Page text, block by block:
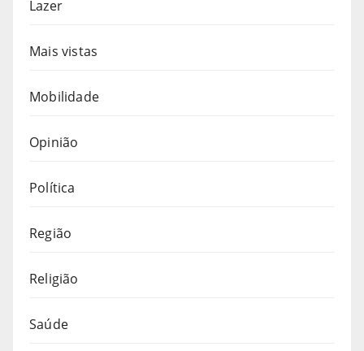
Lazer
Mais vistas
Mobilidade
Opinião
Política
Região
Religião
Saúde